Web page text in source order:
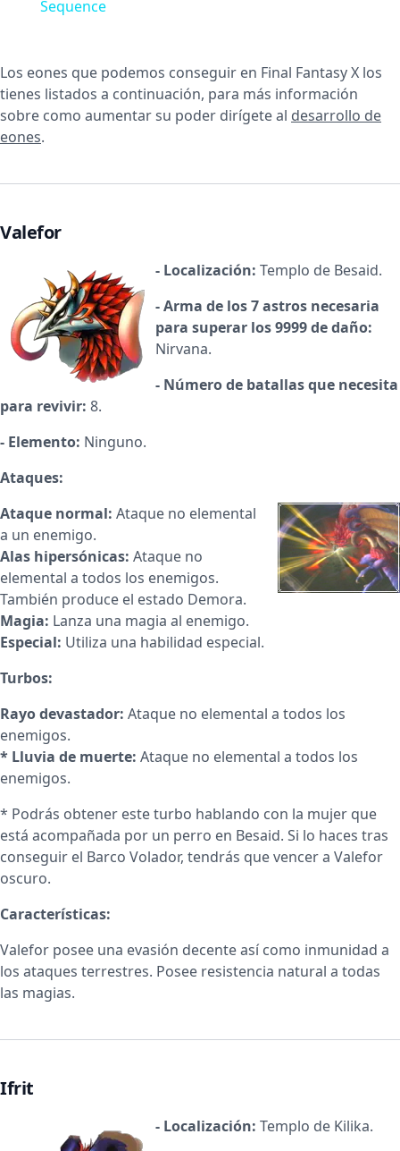
Sequence
Los eones que podemos conseguir en Final Fantasy X los
tienes listados a continuación, para más información
sobre como aumentar su poder dirígete al desarrollo de
eones.
Valefor
- Localización: Templo de Besaid.
- Arma de los 7 astros necesaria
para superar los 9999 de daño:
Nirvana.
- Número de batallas que necesita
para revivir: 8.
- Elemento: Ninguno.
Ataques:
Ataque normal: Ataque no elemental
a un enemigo.
Alas hipersónicas: Ataque no
elemental a todos los enemigos.
También produce el estado Demora.
Magia: Lanza una magia al enemigo.
Especial: Utiliza una habilidad especial.
Turbos:
Rayo devastador: Ataque no elemental a todos los
enemigos.
* Lluvia de muerte: Ataque no elemental a todos los
enemigos.
* Podrás obtener este turbo hablando con la mujer que
está acompañada por un perro en Besaid. Si lo haces tras
conseguir el Barco Volador, tendrás que vencer a Valefor
oscuro.
Características:
Valefor posee una evasión decente así como inmunidad a
los ataques terrestres. Posee resistencia natural a todas
las magias.
Ifrit
- Localización: Templo de Kilika.